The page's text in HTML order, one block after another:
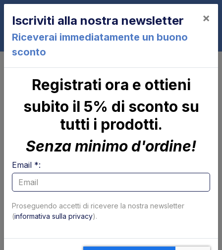
0
Contatto NC normalmente chiuso
rosso 9B291 Altimani
Iscriviti alla nostra newsletter
Riceverai immediatamente un buono
sconto
×
Registrati ora e ottieni
subito il 5% di sconto su
tutti i prodotti.
Senza minimo d'ordine!
Email *:
Proseguendo accetti di ricevere la nostra newsletter
(informativa sulla privacy).